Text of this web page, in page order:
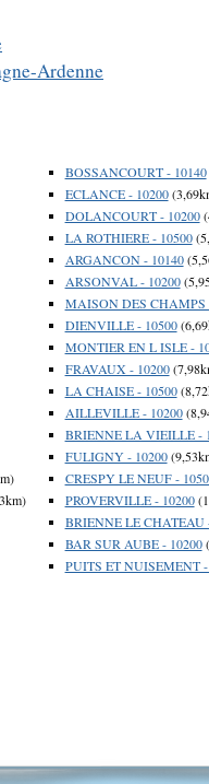
Ardenne
BOSSANCOURT - 10140
ECLANCE - 10200
DOLANCOURT - 10200
LA ROTHIERE - 10500
ARGANCON - 10140
ARSONVAL - 10200
MAISON DES CHAMPS
DIENVILLE - 10500
MONTIER EN L ISLE -
FRAVAUX - 10200
LA CHAISE - 10500
AILLEVILLE - 10200
BRIENNE LA VIEILLE -
FULIGNY - 10200
CRESPY LE NEUF -
PROVERVILLE - 10200
BRIENNE LE CHATEAU
BAR SUR AUBE - 10200
PUITS ET NUISEMENT -